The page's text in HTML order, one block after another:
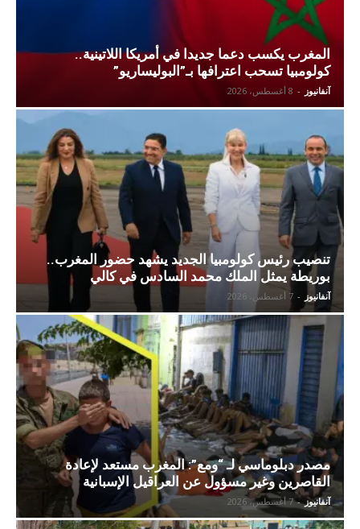
المغرب يكسب دعما جديدا في أمريكا اللاتينية..
كولومبيا تسحب اعترافها بـ”البوليساريو”
آنفانيوز - 8 أغسطس، 2026
تنصيب رئيس كولومبيا الجديد يشهد حضور المغرب..
بوريطة يمثل الملك محمد السادس في كالي
آنفانيوز - 7 أغسطس، 2026
مصدر دبلوماسي لـ “ومع”: المغرب مستعد لإعادة
القاصرين وغير مسؤول عن العراقيل الإسبانية
آنفانيوز - 7 أغسطس، 2026